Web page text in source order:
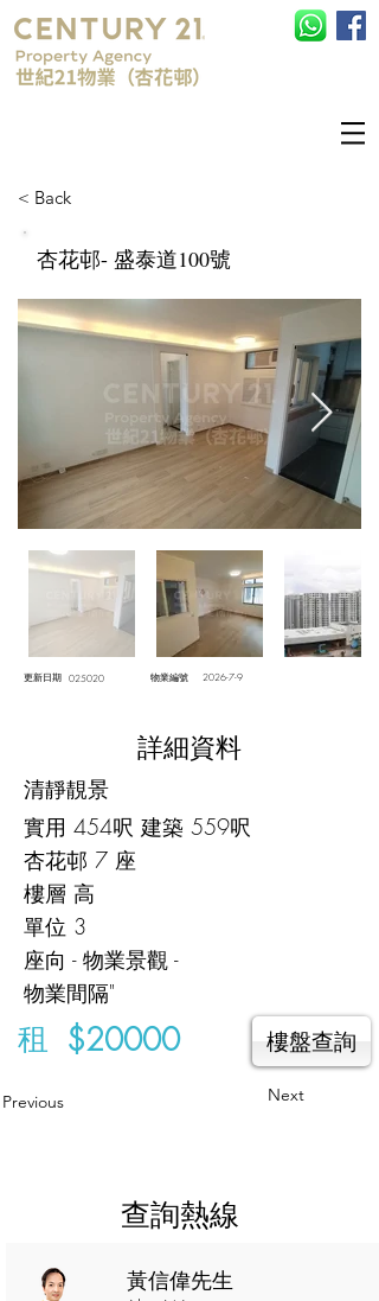
< Back
杏花邨- 盛泰道100號
更新日期 物業編號
025020 2026-7-9
詳細資料
清靜靚景
實用 454呎 建築 559呎
杏花邨 7 座
樓層 高
單位 3
座向 - 物業景觀 -
物業間隔"
租 $20000 樓盤查詢
Previous Next
查詢熱線
黃信偉先生